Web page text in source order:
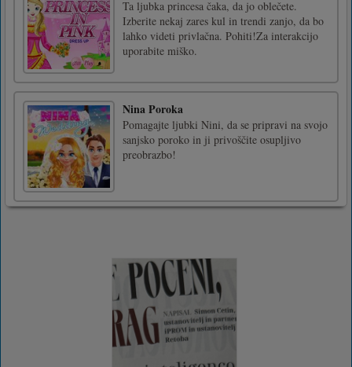
Ta ljubka princesa čaka, da jo oblečete.
Izberite nekaj zares kul in trendi zanjo, da bo
lahko videti privlačna. Pohiti!Za interakcijo
uporabite miško.
Nina Poroka
Pomagajte ljubki Nini, da se pripravi na svojo
sanjsko poroko in ji privoščite osupljivo
preobrazbo!